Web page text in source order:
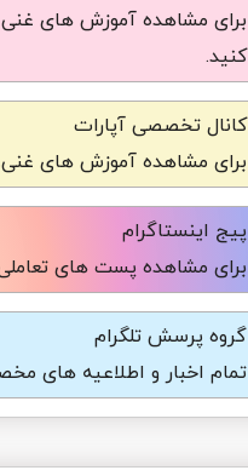
برای مشاهده آموزش های غنی
کنید.
کانال تخصصی آپارات
برای مشاهده آموزش های
پیج اینستاگرام
برای مشاهده پست های
گروه پرسش تلگرام
تمام اخبار و اطلاعیه های